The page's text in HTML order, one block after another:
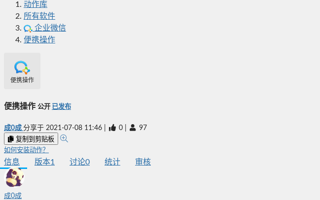
动作库
所有软件
企业微信
便携操作
便携操作
便携操作 公开 已发布
成0成 分享于 2021-07-08 11:46 0 97
复制到剪贴板
如何安装动作？
信息 版本1 讨论0 统计 审核
成0成